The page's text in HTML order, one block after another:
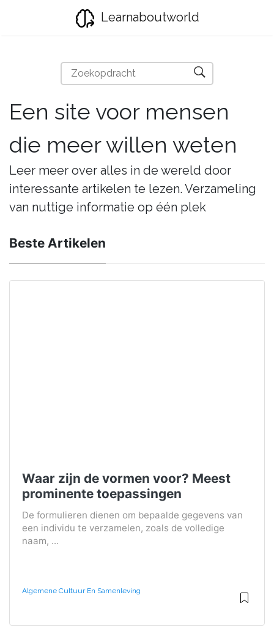
Learnaboutworld
Een site voor mensen
die meer willen weten
Leer meer over alles in de wereld door
interessante artikelen te lezen. Verzameling
van nuttige informatie op één plek
Beste Artikelen
Waar zijn de vormen voor? Meest
prominente toepassingen
De formulieren dienen om bepaalde gegevens van
een individu te verzamelen, zoals de volledige
naam, ...
Algemene Cultuur En Samenleving